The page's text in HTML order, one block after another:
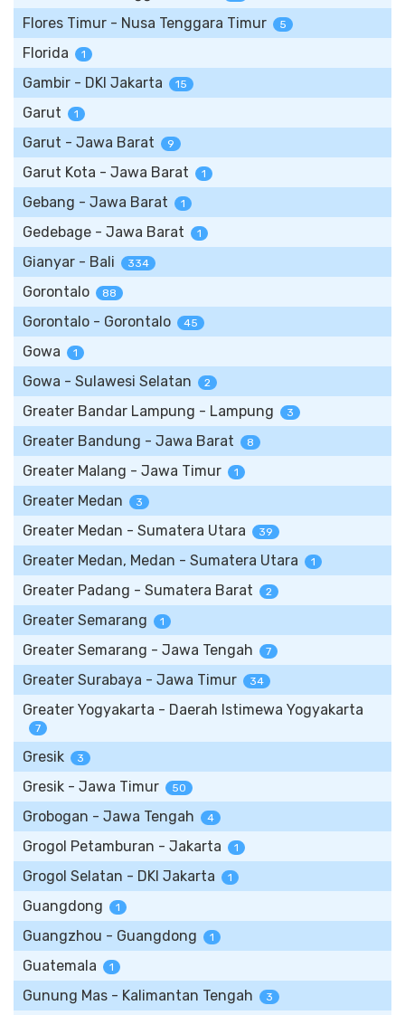
Flores Timur - Nusa Tenggara Timur 5
Florida 1
Gambir - DKI Jakarta 15
Garut 1
Garut - Jawa Barat 9
Garut Kota - Jawa Barat 1
Gebang - Jawa Barat 1
Gedebage - Jawa Barat 1
Gianyar - Bali 334
Gorontalo 88
Gorontalo - Gorontalo 45
Gowa 1
Gowa - Sulawesi Selatan 2
Greater Bandar Lampung - Lampung 3
Greater Bandung - Jawa Barat 8
Greater Malang - Jawa Timur 1
Greater Medan 3
Greater Medan - Sumatera Utara 39
Greater Medan, Medan - Sumatera Utara 1
Greater Padang - Sumatera Barat 2
Greater Semarang 1
Greater Semarang - Jawa Tengah 7
Greater Surabaya - Jawa Timur 34
Greater Yogyakarta - Daerah Istimewa Yogyakarta
7
Gresik 3
Gresik - Jawa Timur 50
Grobogan - Jawa Tengah 4
Grogol Petamburan - Jakarta 1
Grogol Selatan - DKI Jakarta 1
Guangdong 1
Guangzhou - Guangdong 1
Guatemala 1
Gunung Mas - Kalimantan Tengah 3